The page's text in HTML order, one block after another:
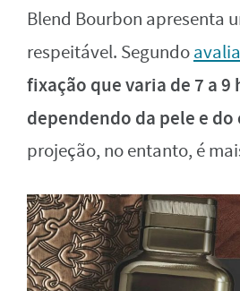
Blend Bourbon apresenta
respeitável. Segundo
fixação que varia de 7 a 9
dependendo da pele e
projeção, no entanto, é